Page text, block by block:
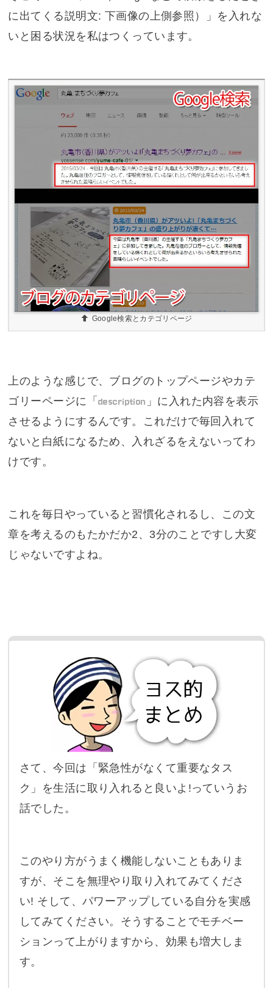
に出てくる説明文: 下画像の上側参照）」を入れな
いと困る状況を私はつくっています。
Google検索とカテゴリページ
上のような感じで、ブログのトップページやカテ
ゴリーページに「 description 」に入れた内容を表示
させるようにするんです。これだけで毎回入れて
ないと白紙になるため、入れざるをえないってわ
けです。
これを毎日やっていると習慣化されるし、この文
章を考えるのもたかだか2、3分のことですし大変
じゃないですよね。
さて、今回は「緊急性がなくて重要なタス
ク」を生活に取り入れると良いよ!っていうお
話でした。
このやり方がうまく機能しないこともありま
すが、そこを無理やり取り入れてみてくださ
い! そして、パワーアップしている自分を実感
してみてください。そうすることでモチベー
ションって上がりますから、効果も増大しま
す。